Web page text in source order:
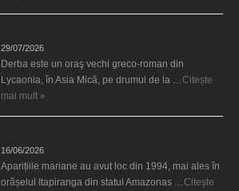
29/07/2026
Derba este un oraş vechi greco-roman din
Lycaonia, în Asia Mică, pe drumul de la … Citește
mai mult »
16/06/2026
Aparițiile mariane au avut loc din 1994, mai ales în
orășelul Itapiranga din statul Amazonas … Citește